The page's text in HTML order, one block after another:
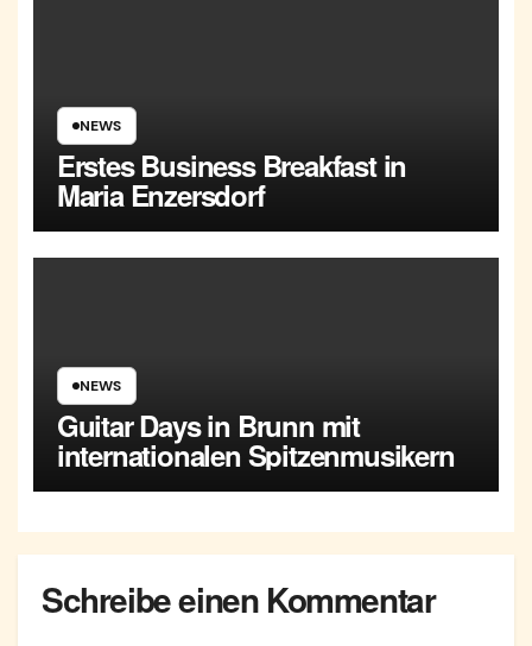
NEWS
Erstes Business Breakfast in
Maria Enzersdorf
NEWS
Guitar Days in Brunn mit
internationalen Spitzenmusikern
Schreibe einen Kommentar